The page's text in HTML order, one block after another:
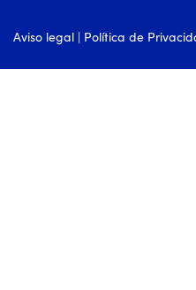
Aviso legal | Política de